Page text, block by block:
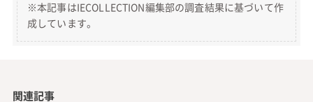
※本記事はIECOLLECTION編集部の調査結果に基づいて作
成しています。
関連記事